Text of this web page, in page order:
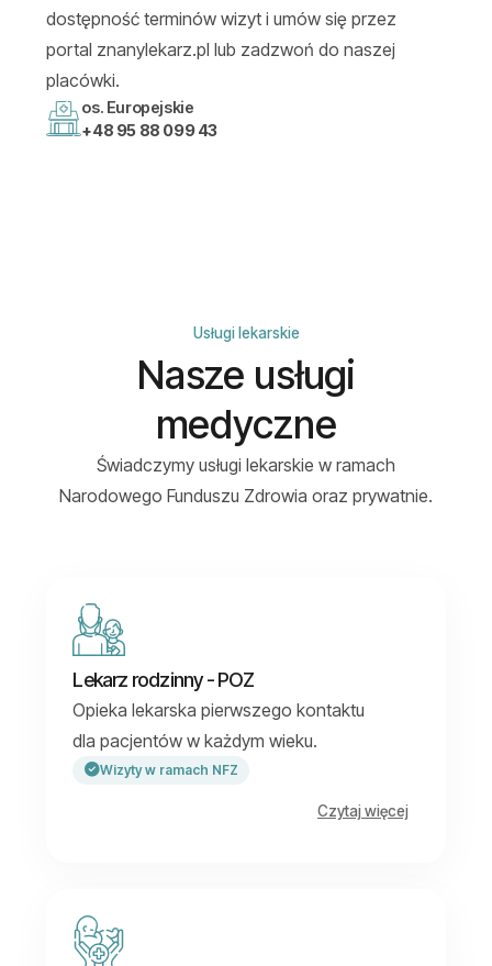
dostępność terminów wizyt i umów się przez
portal znanylekarz.pl lub zadzwoń do naszej
placówki.
os. Europejskie
+48 95 88 099 43
Usługi lekarskie
Nasze usługi
medyczne
Świadczymy usługi lekarskie w ramach
Narodowego Funduszu Zdrowia oraz prywatnie.
Lekarz rodzinny - POZ
Opieka lekarska pierwszego kontaktu
dla pacjentów w każdym wieku.
Wizyty w ramach NFZ
Czytaj więcej